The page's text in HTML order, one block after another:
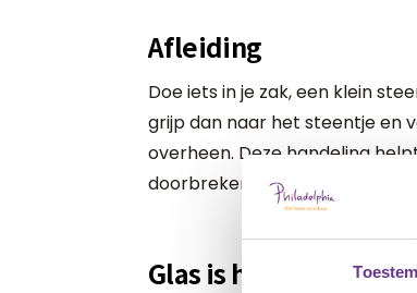
Afleiding
Doe iets in je zak, een klein
grijp dan naar het steentje en
overheen. Deze handeling
doorbreken. Het brengt je
Glas is halfvol